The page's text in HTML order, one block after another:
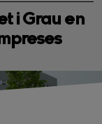
i Grau en